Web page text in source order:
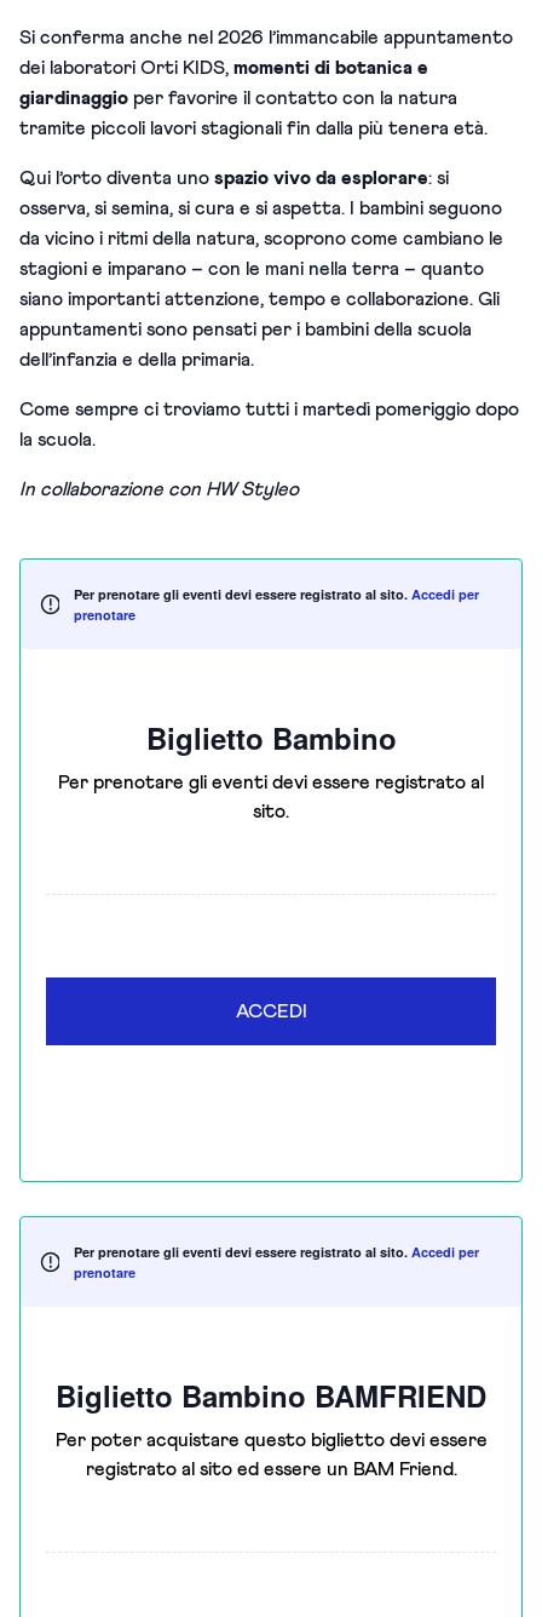
Si conferma anche nel 2026 l’immancabile appuntamento
dei laboratori Orti KIDS, momenti di botanica e
giardinaggio per favorire il contatto con la natura
tramite piccoli lavori stagionali fin dalla più tenera età.
Qui l’orto diventa uno spazio vivo da esplorare: si
osserva, si semina, si cura e si aspetta. I bambini seguono
da vicino i ritmi della natura, scoprono come cambiano le
stagioni e imparano – con le mani nella terra – quanto
siano importanti attenzione, tempo e collaborazione. Gli
appuntamenti sono pensati per i bambini della scuola
dell’infanzia e della primaria.
Come sempre ci troviamo tutti i martedì pomeriggio dopo
la scuola.
In collaborazione con HW Styleo
Per prenotare gli eventi devi essere registrato al sito.Accedi per
prenotare
Biglietto Bambino
Per prenotare gli eventi devi essere registrato al
sito.
ACCEDI
Per prenotare gli eventi devi essere registrato al sito.Accedi per
prenotare
Biglietto Bambino BAMFRIEND
Per poter acquistare questo biglietto devi essere
registrato al sito ed essere un BAM Friend.